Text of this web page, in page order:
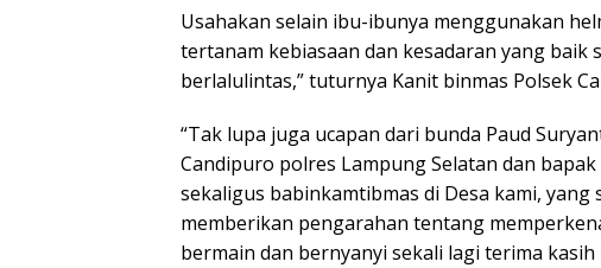
Usahakan selain ibu-ibunya menggunakan
tertanam kebiasaan dan kesadaran yang
berlalulintas,” tuturnya Kanit binmas Polsek
“Tak lupa juga ucapan dari bunda Paud
Candipuro polres Lampung Selatan dan
sekaligus babinkamtibmas di Desa kami,
memberikan pengarahan tentang
bermain dan bernyanyi sekali lagi terima